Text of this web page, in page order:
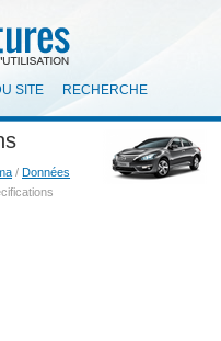
SITE RECHERCHE
/ Données